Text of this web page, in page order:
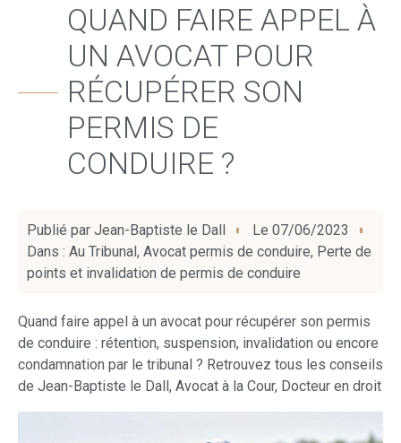
QUAND FAIRE APPEL À
UN AVOCAT POUR
RÉCUPÉRER SON
PERMIS DE
CONDUIRE ?
Publié par Jean-Baptiste le Dall Le 07/06/2023
Dans : Au Tribunal, Avocat permis de conduire, Perte de
points et invalidation de permis de conduire
Quand faire appel à un avocat pour récupérer son permis
de conduire : rétention, suspension, invalidation ou encore
condamnation par le tribunal ? Retrouvez tous les conseils
de Jean-Baptiste le Dall, Avocat à la Cour, Docteur en droit